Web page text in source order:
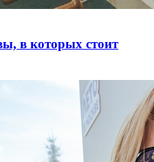
в которых стоит